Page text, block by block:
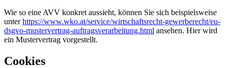
Wie so eine AVV konkret aussieht, können Sie sich beispielsweise
unterhttps://www.wko.at/service/wirtschaftsrecht-gewerberecht/eu-
dsgvo-mustervertrag-auftragsverarbeitung.html ansehen. Hier wird
ein Mustervertrag vorgestellt.
Cookies